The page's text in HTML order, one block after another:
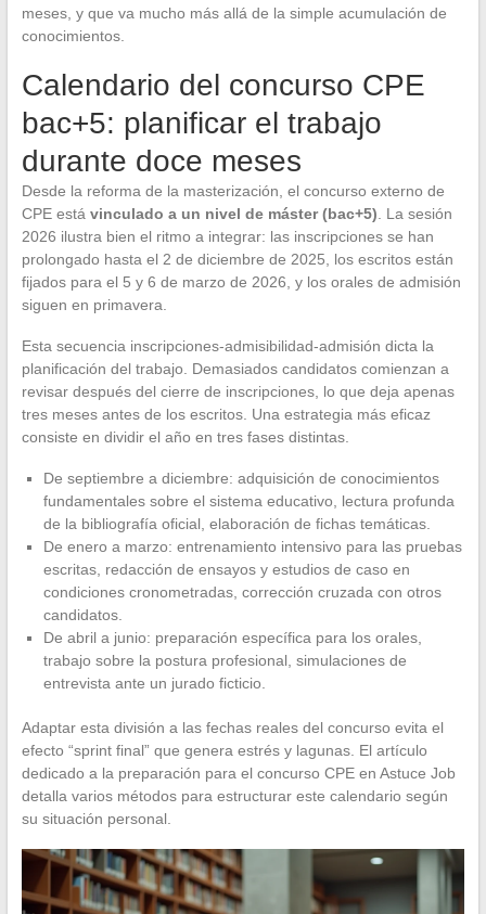
meses, y que va mucho más allá de la simple acumulación de
conocimientos.
Calendario del concurso CPE
bac+5: planificar el trabajo
durante doce meses
Desde la reforma de la masterización, el concurso externo de
CPE está vinculado a un nivel de máster (bac+5) . La sesión
2026 ilustra bien el ritmo a integrar: las inscripciones se han
prolongado hasta el 2 de diciembre de 2025, los escritos están
fijados para el 5 y 6 de marzo de 2026, y los orales de admisión
siguen en primavera.
Esta secuencia inscripciones-admisibilidad-admisión dicta la
planificación del trabajo. Demasiados candidatos comienzan a
revisar después del cierre de inscripciones, lo que deja apenas
tres meses antes de los escritos. Una estrategia más eficaz
consiste en dividir el año en tres fases distintas.
De septiembre a diciembre: adquisición de conocimientos
fundamentales sobre el sistema educativo, lectura profunda
de la bibliografía oficial, elaboración de fichas temáticas.
De enero a marzo: entrenamiento intensivo para las pruebas
escritas, redacción de ensayos y estudios de caso en
condiciones cronometradas, corrección cruzada con otros
candidatos.
De abril a junio: preparación específica para los orales,
trabajo sobre la postura profesional, simulaciones de
entrevista ante un jurado ficticio.
Adaptar esta división a las fechas reales del concurso evita el
efecto “sprint final” que genera estrés y lagunas. El artículo
dedicado a la preparación para el concurso CPE en Astuce Job
detalla varios métodos para estructurar este calendario según
su situación personal.